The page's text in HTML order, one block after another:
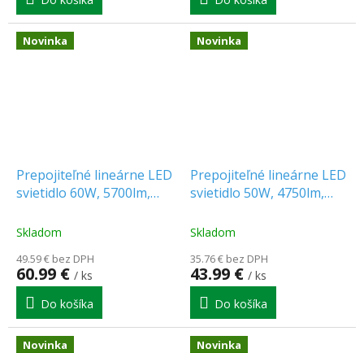
Novinka
Prepojiteľné lineárne LED
svietidlo 60W, 5700lm,
Skladom
49.59 € bez DPH
60.99 € / ks
Do košíka
Novinka
Prepojiteľné lineárne LED
svietidlo 50W, 4750lm,
Skladom
35.76 € bez DPH
43.99 € / ks
Do košíka
Novinka Novinka